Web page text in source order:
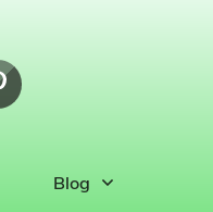
Blog